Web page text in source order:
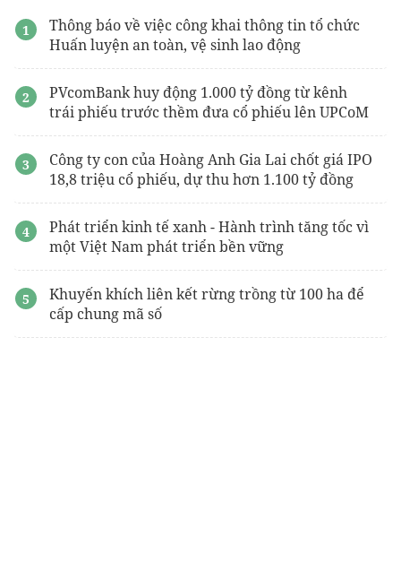
Thông báo về việc công khai thông tin tổ chức
Huấn luyện an toàn, vệ sinh lao động
PVcomBank huy động 1.000 tỷ đồng từ kênh
trái phiếu trước thềm đưa cổ phiếu lên UPCoM
Công ty con của Hoàng Anh Gia Lai chốt giá IPO
18,8 triệu cổ phiếu, dự thu hơn 1.100 tỷ đồng
Phát triển kinh tế xanh - Hành trình tăng tốc vì
một Việt Nam phát triển bền vững
Khuyến khích liên kết rừng trồng từ 100 ha để
cấp chung mã số